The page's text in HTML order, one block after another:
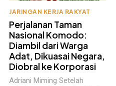
JARINGAN KERJA RAKYAT
Perjalanan Taman
Nasional Komodo:
Diambil dari Warga
Adat, Dikuasai Negara,
Diobral ke Korporasi
Adriani Miming Setelah